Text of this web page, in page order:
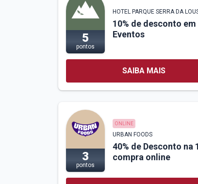
5
pontos
HOTEL PARQUE SERRA DA
10% de desconto em
Eventos
SAIBA MAIS
3
pontos
ONLINE
URBAN FOODS
40% de Desconto na
compra online